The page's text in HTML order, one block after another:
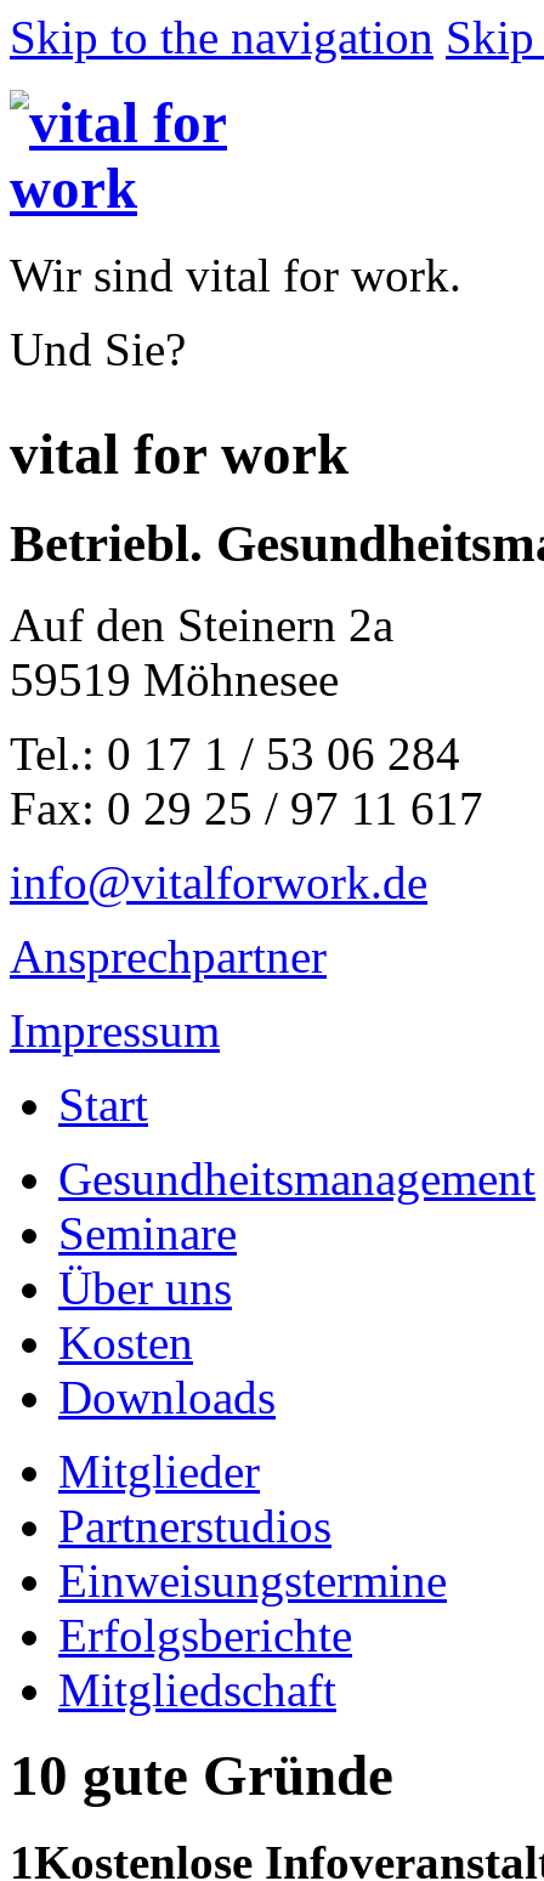
Skip to the navigation Skip
Wir sind vital for work.
Und Sie?
vital for work
Betriebl.
Auf den Steinern 2a
59519 Möhnesee
Tel.: 0 17 1 / 53 06 284
Fax: 0 29 25 / 97 11 617
info@vitalforwork.de
Ansprechpartner
Impressum
Start
Gesundheitsmanagement
Seminare
Über uns
Kosten
Downloads
Mitglieder
Partnerstudios
Einweisungstermine
Erfolgsberichte
Mitgliedschaft
10 gute Gründe
1Kostenlose